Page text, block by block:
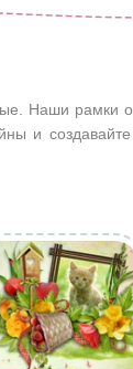
Наши рамки
и